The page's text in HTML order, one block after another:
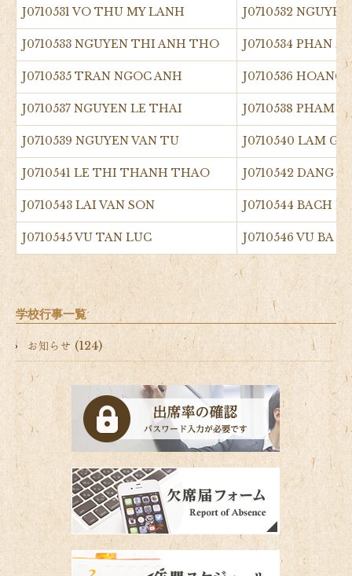
J0710531 VO THU MY LANH J0710532
J0710533 NGUYEN THI ANH THO J0710534 PHAN
J0710535 TRAN NGOC ANH J0710536 HOANG
J0710537 NGUYEN LE THAI J0710538 PHAM
J0710539 NGUYEN VAN TU J0710540 LAM
J0710541 LE THI THANH THAO J0710542 DANG
J0710543 LAI VAN SON J0710544 BACH
J0710545 VU TAN LUC J0710546 VU BA
学校行事一覧
お知らせ (124)